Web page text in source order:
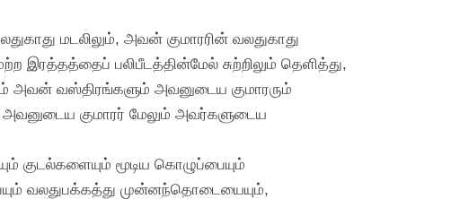
மடலிலும், அவன் குமாரரின் வலதுகாது
இரத்தத்தைப் பலிபீடத்தின்மேல் சுற்றிலும் தெளித்து,
அவன் வஸ்திரங்களும் அவனுடைய குமாரரும்
குமாரர் மேலும் அவர்களுடைய
குடல்களையும் மூடிய கொழுப்பையும்
வலதுபக்கத்து முன்னந்தொடையையும்,